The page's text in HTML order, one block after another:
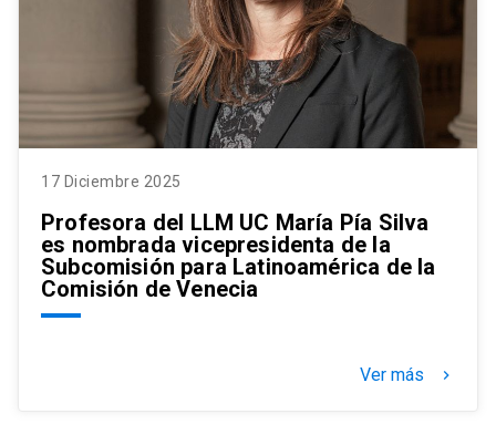
17 Diciembre 2025
Profesora del LLM UC María Pía Silva
es nombrada vicepresidenta de la
Subcomisión para Latinoamérica de la
Comisión de Venecia
Ver más keyboard_arrow_right